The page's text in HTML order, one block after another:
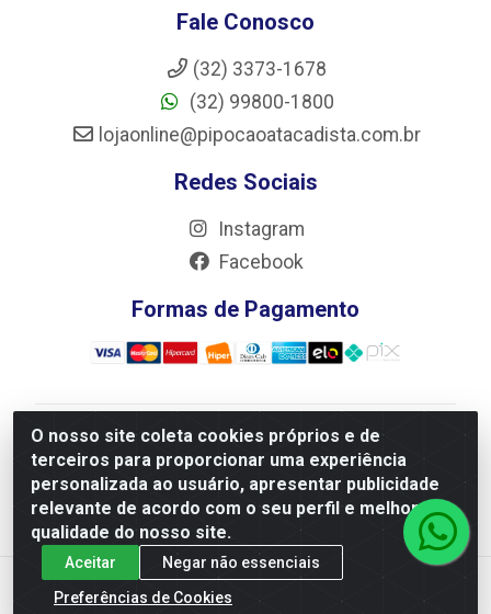
O nosso site coleta cookies próprios e de
terceiros para proporcionar uma experiência
personalizada ao usuário, apresentar publicidade
relevante de acordo com o seu perfil e melhorar a
qualidade do nosso site.
Aceitar
Negar não essenciais
Preferências de Cookies
Fale Conosco
(32) 3373-1678
(32) 99800-1800
lojaonline@pipocaoatacadista.com.br
Redes Sociais
Instagram
Facebook
Formas de Pagamento
JRS Distribuição e Logística LTDA - Rua Antônio do
Sacramento Torga 70, Vila Nossa Senhora de Fatima -
São João Del Rei/MG - CEP 36305-334 - CNPJ
66.194.085/0001-02